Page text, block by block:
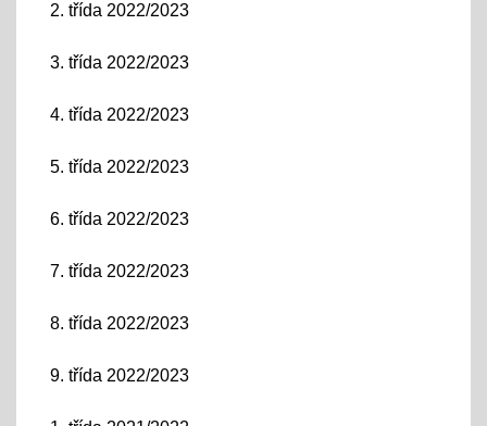
2. třída 2022/2023
3. třída 2022/2023
4. třída 2022/2023
5. třída 2022/2023
6. třída 2022/2023
7. třída 2022/2023
8. třída 2022/2023
9. třída 2022/2023